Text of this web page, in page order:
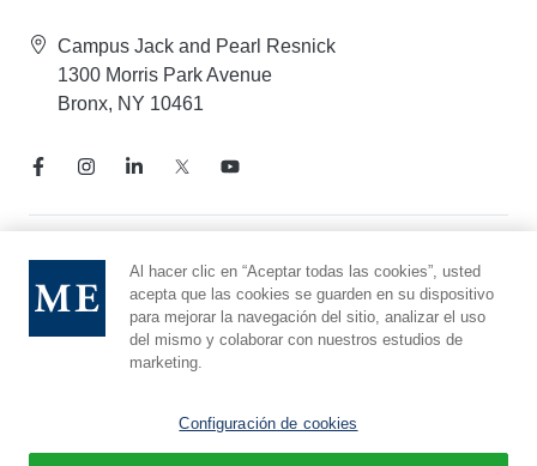
Campus Jack and Pearl Resnick
1300 Morris Park Avenue
Bronx, NY 10461
Aviso de prácticas de privacidad
Línea directa de cumplimiento
Denunciar maltrato
Preferencias de cookies
Al hacer clic en “Aceptar todas las cookies”, usted
acepta que las cookies se guarden en su dispositivo
para mejorar la navegación del sitio, analizar el uso
del mismo y colaborar con nuestros estudios de
marketing.
Configuración de cookies